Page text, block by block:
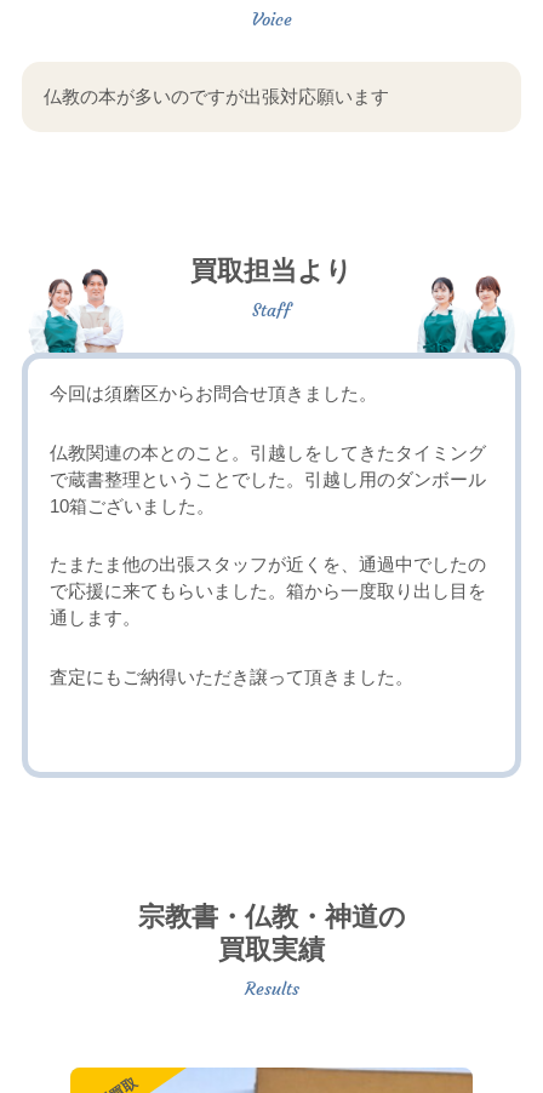
仏教の本が多いのですが出張対応願います
買取担当より
今回は須磨区からお問合せ頂きました。
仏教関連の本とのこと。引越しをしてきたタイミング
で蔵書整理ということでした。引越し用のダンボール
10箱ございました。
たまたま他の出張スタッフが近くを、通過中でしたの
で応援に来てもらいました。箱から一度取り出し目を
通します。
査定にもご納得いただき譲って頂きました。
宗教書・仏教・神道の
買取実績